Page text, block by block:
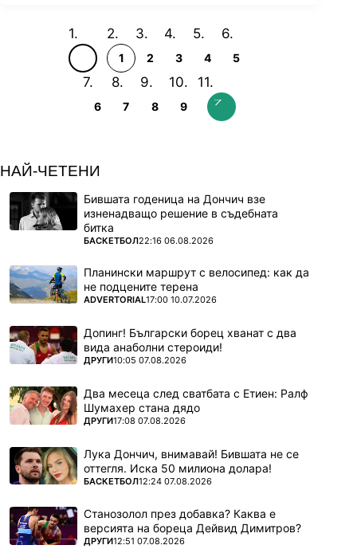
1 2 3 4 5
6 7 8 9
НАЙ-ЧЕТЕНИ
Бившата годеница на Дончич взе
изненадващо решение в съдебната
битка
ПОВЕЧЕ ОТ
БАСКЕТБОЛ22:16 06.08.2026
Планински маршрут с велосипед: как да
не подцените терена
ПОВЕЧЕ ОТ
ADVERTORIAL17:00 10.07.2026
Допинг! Български борец хванат с два
вида анаболни стероиди!
ПОВЕЧЕ ОТ
ДРУГИ10:05 07.08.2026
Два месеца след сватбата с Етиен: Ралф
Шумахер стана дядо
ПОВЕЧЕ ОТ
ДРУГИ17:08 07.08.2026
Лука Дончич, внимавай! Бившата не се
оттегля. Иска 50 милиона долара!
ПОВЕЧЕ ОТ
БАСКЕТБОЛ12:24 07.08.2026
Станозолол през добавка? Каква е
версията на бореца Дейвид Димитров?
ПОВЕЧЕ ОТ
ДРУГИ12:51 07.08.2026